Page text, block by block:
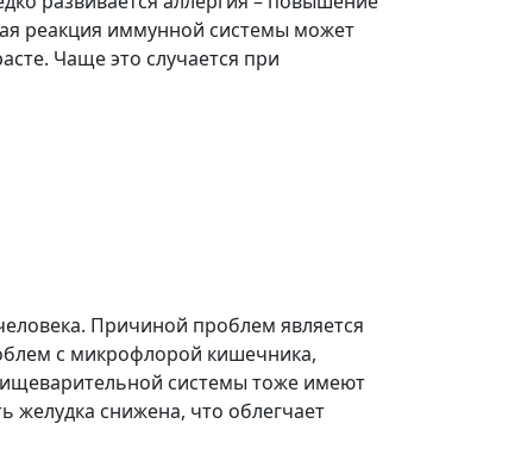
реакция иммунной системы может
Чаще это случается при
Причиной проблем является
с микрофлорой кишечника,
системы тоже имеют
желудка снижена, что облегчает